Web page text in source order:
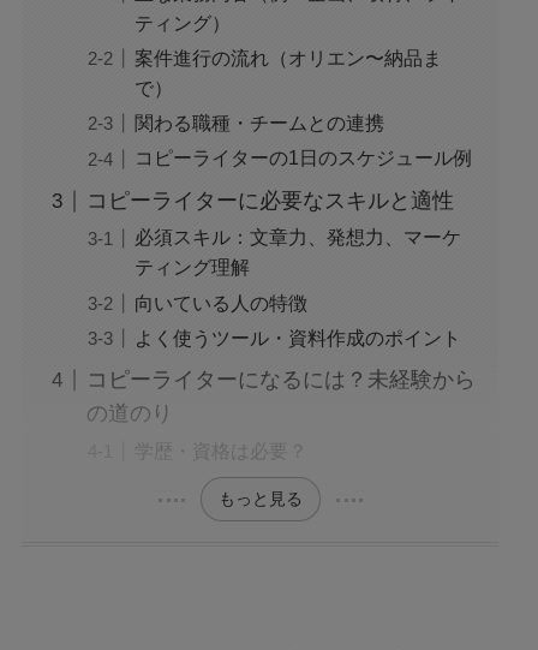
ティング）
案件進行の流れ（オリエン〜納品ま
で）
関わる職種・チームとの連携
コピーライターの1日のスケジュール例
コピーライターに必要なスキルと適性
必須スキル：文章力、発想力、マーケ
ティング理解
向いている人の特徴
よく使うツール・資料作成のポイント
コピーライターになるには？未経験から
の道のり
学歴・資格は必要？
もっと見る